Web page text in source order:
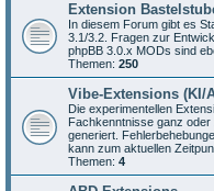
Extension
In diesem Forum gibt es
3.1/3.2. Fragen zur
phpBB 3.0.x MODs sind
Themen: 250
Vibe-Extensions (KI/
Die experimentellen
Fachkenntnisse ganz
generiert.
kann zum aktuellen
Themen: 4